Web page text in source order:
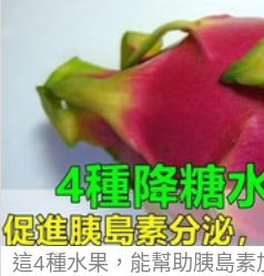
這4種水果，能幫助胰島